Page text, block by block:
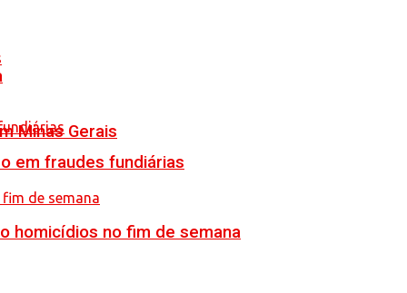
Minas Gerais
em fraudes fundiárias
homicídios no fim de semana